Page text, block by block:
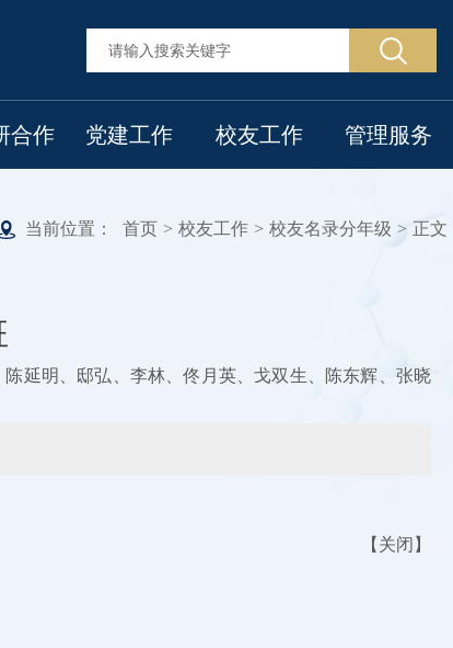
合作 党建工作 校友工作 管理服务
当前位置： 首页 > 校友工作 > 校友名录分年级 > 正文
延明、邸弘、李林、佟月英、戈双生、陈东辉、张晓
【 关闭 】